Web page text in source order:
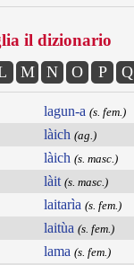
il dizionario
M N O P Q
lagun-a (s. fem.)
làich (ag.)
làich (s. masc.)
làit (s. masc.)
laitarìa (s. fem.)
laitùa (s. fem.)
lama (s. fem.)